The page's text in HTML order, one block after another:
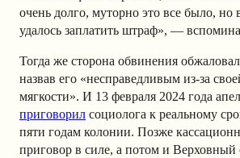
очень долго, муторно это все было, но
удалось заплатить штраф», —
Тогда же сторона обвинения
назвав его «несправедливым из-за
мягкости». И 13 февраля 2024 года
приговорил социолога к реальному
пяти годам колонии. Позже
приговор в силе, а потом и Верховный